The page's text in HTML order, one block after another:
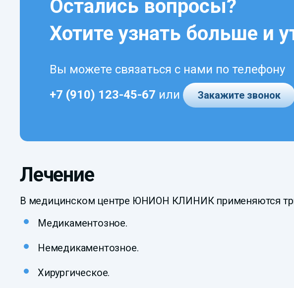
Остались вопросы?
Хотите узнать больше и
Вы можете связаться с нами по телефону
+7 (910) 123-45-67 или Закажите звонок
Лечение
В медицинском центре ЮНИОН КЛИНИК применяются
Медикаментозное.
Немедикаментозное.
Хирургическое.